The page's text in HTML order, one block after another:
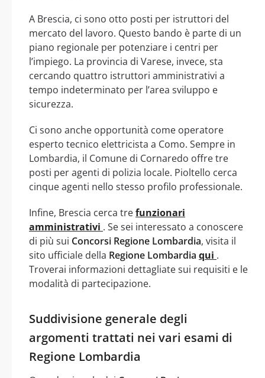
A Brescia, ci sono otto posti per istruttori del
mercato del lavoro. Questo bando è parte di un
piano regionale per potenziare i centri per
l’impiego. La provincia di Varese, invece, sta
cercando quattro istruttori amministrativi a
tempo indeterminato per l’area sviluppo e
sicurezza.
Ci sono anche opportunità come operatore
esperto tecnico elettricista a Como. Sempre in
Lombardia, il Comune di Cornaredo offre tre
posti per agenti di polizia locale. Pioltello cerca
cinque agenti nello stesso profilo professionale.
Infine, Brescia cerca trefunzionari
amministrativi . Se sei interessato a conoscere
di più sui Concorsi Regione Lombardia, visita il
sito ufficiale della Regione Lombardia qui .
Troverai informazioni dettagliate sui requisiti e le
modalità di partecipazione.
Suddivisione generale degli
argomenti trattati nei vari esami di
Regione Lombardia